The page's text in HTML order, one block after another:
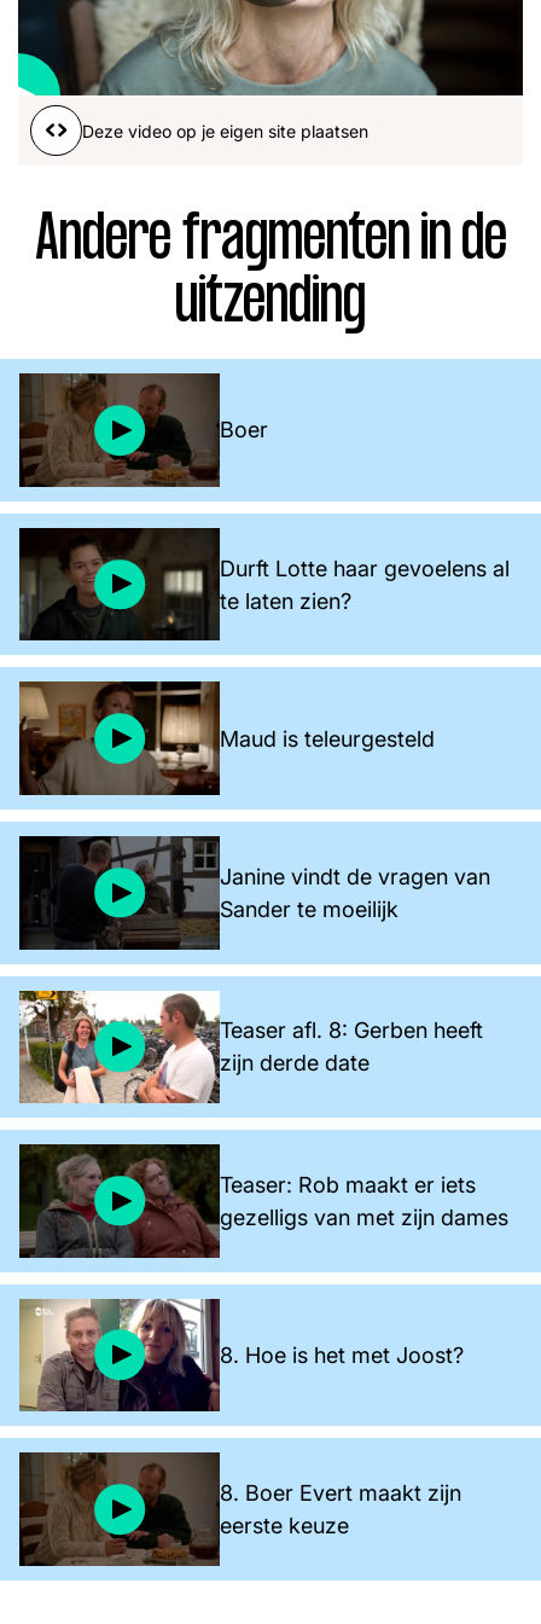
Word lid
John Julius Martijn
Nieuws Nieuwsbrief
Uitzendingen
Deze video op je eigen site plaatsen
Andere fragmenten in de
uitzending
Boer
Durft Lotte haar gevoelens al
te laten zien?
Maud is teleurgesteld
Janine vindt de vragen van
Sander te moeilijk
Teaser afl. 8: Gerben heeft
zijn derde date
Teaser: Rob maakt er iets
gezelligs van met zijn dames
8. Hoe is het met Joost?
8. Boer Evert maakt zijn
eerste keuze